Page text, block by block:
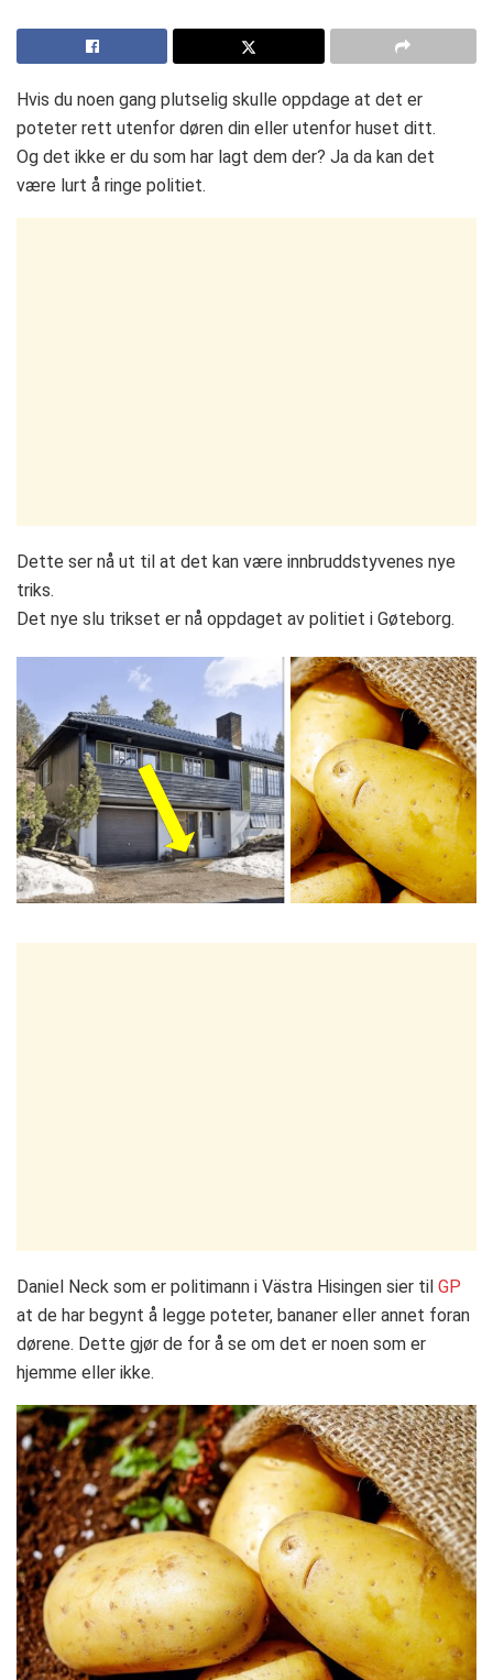
Hvis du noen gang plutselig skulle oppdage at det er
poteter rett utenfor døren din eller utenfor huset ditt.
Og det ikke er du som har lagt dem der? Ja da kan det
være lurt å ringe politiet.
Dette ser nå ut til at det kan være innbruddstyvenes nye
triks.
Det nye slu trikset er nå oppdaget av politiet i Gøteborg.
Daniel Neck som er politimann i Västra Hisingen sier til GP
at de har begynt å legge poteter, bananer eller annet foran
dørene. Dette gjør de for å se om det er noen som er
hjemme eller ikke.